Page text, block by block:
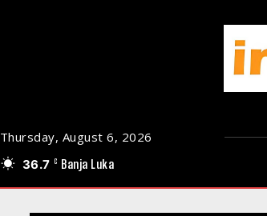
Thursday, August 6, 2026
36.7 C Banja Luka